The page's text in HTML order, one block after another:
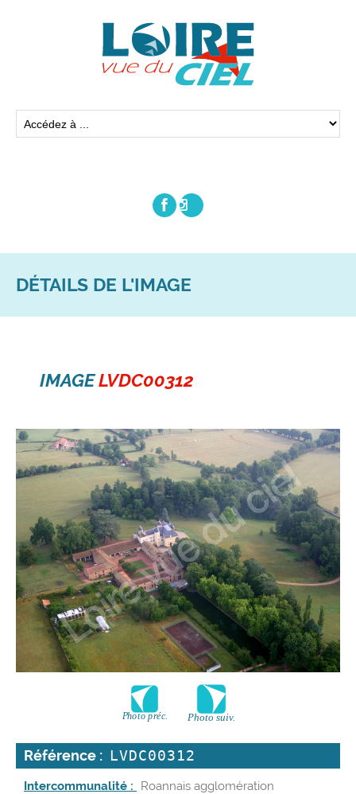
DÉTAILS DE L'IMAGE
IMAGELVDC00312
Référence : LVDC00312
Intercommunalité :
Roannais agglomération